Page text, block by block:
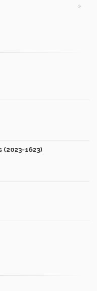
(2023-1623)